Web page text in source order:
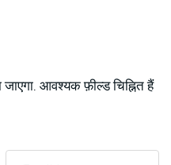
आवश्यक फ़ील्ड चिह्नित हैं